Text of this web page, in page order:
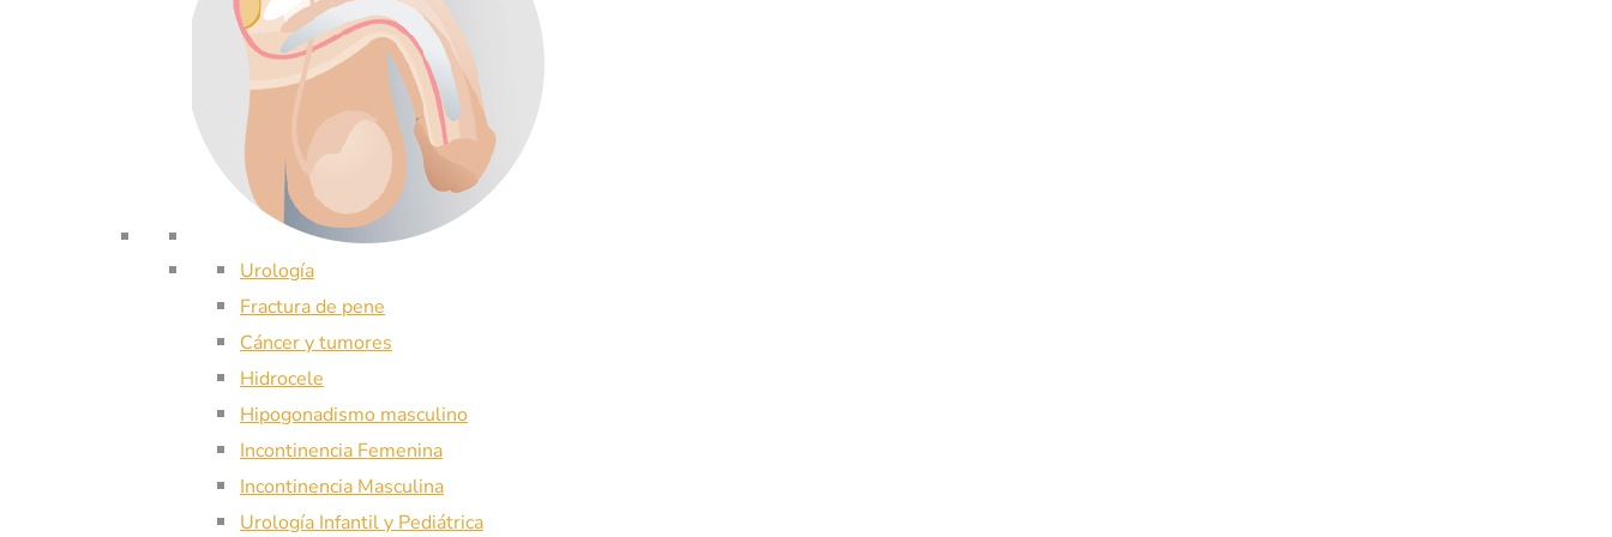
Urología
Fractura de pene
Cáncer y tumores
Hidrocele
Hipogonadismo masculino
Incontinencia Femenina
Incontinencia Masculina
Urología Infantil y Pediátrica